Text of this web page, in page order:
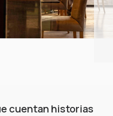
cuentan historias